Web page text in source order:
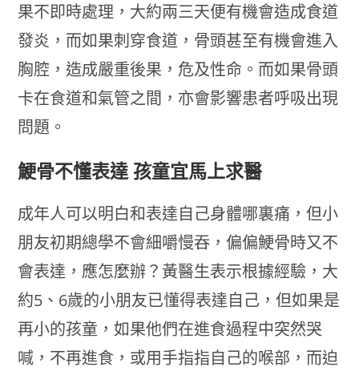
果不即時處理，大約兩三天便有機會造成食道
發炎，而如果刺穿食道，骨頭甚至有機會進入
胸腔，造成嚴重後果，危及性命。而如果骨頭
卡在食道和氣管之間，亦會影響患者呼吸出現
問題。
鯁骨不懂表達 孩童宜馬上求醫
成年人可以明白和表達自己身體哪裏痛，但小
朋友初期總學不會細嚼慢吞，偏偏鯁骨時又不
會表達，應怎麼辦？黃醫生表示根據經驗，大
約5、6歲的小朋友已懂得表達自己，但如果是
再小的孩童，如果他們在進食過程中突然哭
喊，不再進食，或用手指指自己的喉部，而迫